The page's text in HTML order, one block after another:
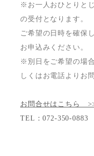
※お一人おひとりと
の受付となります。
ご希望の日時を確保
お申込みください。
※別日をご希望の場
しくはお電話よりお
お問合せはこちら
TEL：072-350-0883